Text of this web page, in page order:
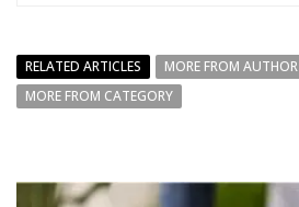
RELATED ARTICLES
MORE FROM AUTHOR
MORE FROM CATEGORY